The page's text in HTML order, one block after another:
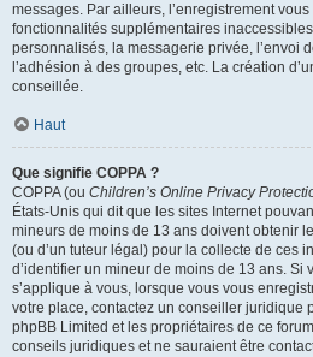
messages. Par ailleurs, l’enregistrement
fonctionnalités supplémentaires
personnalisés, la messagerie privée, l’envoi
l’adhésion à des groupes, etc. La création
conseillée.
Haut
Que signifie COPPA ?
COPPA (ou Children’s Online Privacy
États-Unis qui dit que les sites Internet
mineurs de moins de 13 ans doivent obtenir
(ou d’un tuteur légal) pour la collecte de ces
d’identifier un mineur de moins de 13 ans. Si
s’applique à vous, lorsque vous vous
votre place, contactez un conseiller juridique
phpBB Limited et les propriétaires de ce
conseils juridiques et ne sauraient être